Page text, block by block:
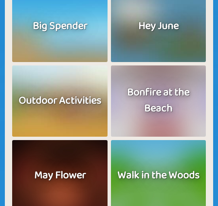
Big Spender Hey June
Outdoor Activities
Bonfire at the
Beach
May Flower Walk in the Woods